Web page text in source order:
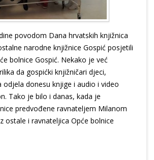
povodom Dana hrvatskih knjižnica
narodne knjižnice Gospić posjetili
bolnice Gospić. Nekako je već
da gospićki knjižničari djeci,
odjela donesu knjige i audio i video
Tako je bilo i danas, kada je
predvođene ravnateljem Milanom
ostale i ravnateljica Opće bolnice